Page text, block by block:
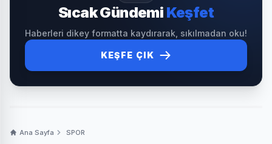
Sıcak Gündemi Keşfet
Haberleri dikey formatta kaydırarak, sıkılmadan oku!
KEŞFE ÇIK
Ana Sayfa SPOR